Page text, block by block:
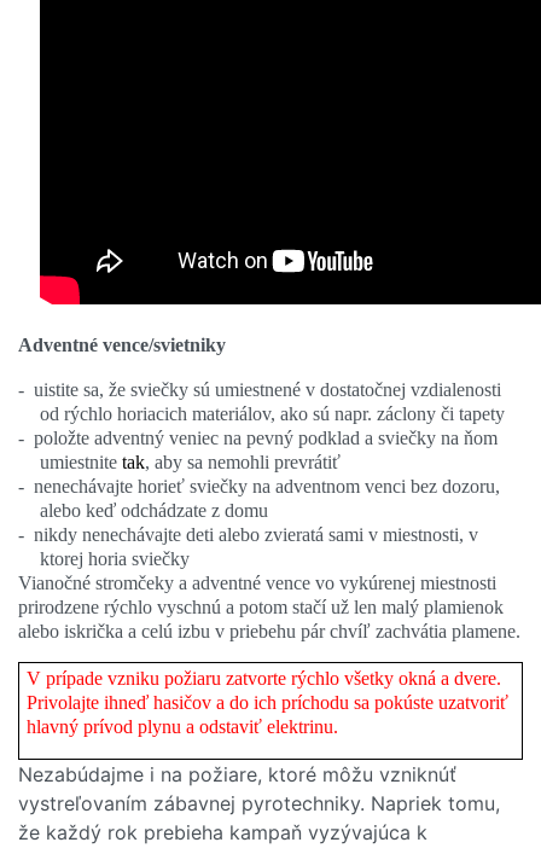
Adventné vence/svietniky
- uistite sa, že sviečky sú umiestnené v dostatočnej vzdialenosti
od rýchlo horiacich materiálov, ako sú napr. záclony či tapety
- položte adventný veniec na pevný podklad a sviečky na ňom
umiestnite tak, aby sa nemohli prevrátiť
- nenechávajte horieť sviečky na adventnom venci bez dozoru,
alebo keď odchádzate z domu
- nikdy nenechávajte deti alebo zvieratá sami v miestnosti, v
ktorej horia sviečky
Vianočné stromčeky a adventné vence vo vykúrenej miestnosti
prirodzene rýchlo vyschnú a potom stačí už len malý plamienok
alebo iskrička a celú izbu v priebehu pár chvíľ zachvátia plamene.
V prípade vzniku požiaru zatvorte rýchlo všetky okná a dvere.
Privolajte ihneď hasičov a do ich príchodu sa pokúste uzatvoriť
hlavný prívod plynu a odstaviť elektrinu.
Nezabúdajme i na požiare, ktoré môžu vzniknúť
vystreľovaním zábavnej pyrotechniky. Napriek tomu,
že každý rok prebieha kampaň vyzývajúca k